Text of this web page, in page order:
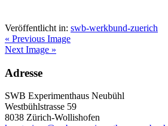
Veröffentlicht in: swb-werkbund-zuerich
« Previous Image
Next Image »
Adresse
SWB Experimenthaus Neubühl
Westbühlstrasse 59
8038 Zürich-Wollishofen